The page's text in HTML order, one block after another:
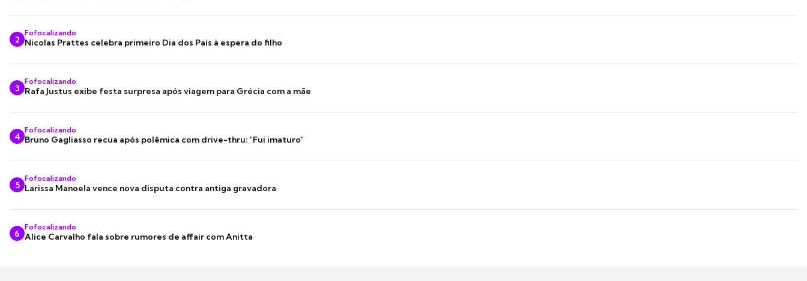
2
Fofocalizando
Nicolas Prattes celebra primeiro Dia dos Pais à espera do filho
3
Fofocalizando
Rafa Justus exibe festa surpresa após viagem para Grécia com a mãe
4
Fofocalizando
Bruno Gagliasso recua após polêmica com drive-thru: "Fui imaturo"
5
Fofocalizando
Larissa Manoela vence nova disputa contra antiga gravadora
6
Fofocalizando
Alice Carvalho fala sobre rumores de affair com Anitta